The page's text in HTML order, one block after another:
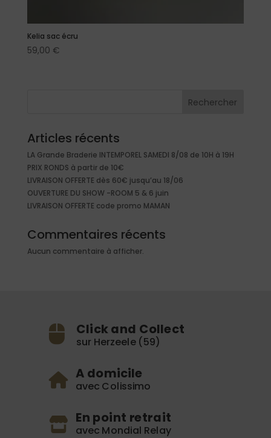
Kelia sac écru
59,00 €
Rechercher
Articles récents
LA Grande Braderie INTEMPOREL SAMEDI 8/08 de 10H à 19H
PRIX RONDS à partir de 10€
LIVRAISON OFFERTE dès 60€ jusqu’au 18/06
OUVERTURE DU SHOW -ROOM 5 & 6 juin
LIVRAISON OFFERTE code promo MAMAN
Commentaires récents
Aucun commentaire à afficher.
Click and Collect
sur Herzeele (59)
A domicile
avec Colissimo
En point retrait
avec Mondial Relay